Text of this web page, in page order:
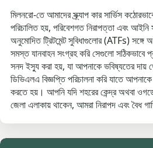
মিলনরো-তে আমাদের স্ক্র্যাপ কার সার্ভিস
পরিচালিত হয়, পরিবেশগত নিরাপত্তা এবং আইনি
অনুমোদিত ট্রিটমেন্ট সুবিধাগুলোর (ATFs) সঙ্গে
সমস্ত যানবাহন সংগ্রহ করি সেগুলো সঠিকভাবে
সনদ ইস্যু করা হয়, যা আপনাকে ভবিষ্যতের দায়
ডিভিএলএ বিজ্ঞপ্তি পরিচালনা করি যাতে
করতে হয়। আপনি যদি শহরের কেন্দ্র অথবা ওগডেন
জেলা এলাকায় থাকেন, আমরা নিরাপদ এবং বৈধ